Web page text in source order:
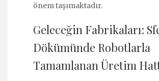
önem taşımaktadır.
Geleceğin Fabrikaları:
Dökümünde Robotlarla
Tamamlanan Üretim